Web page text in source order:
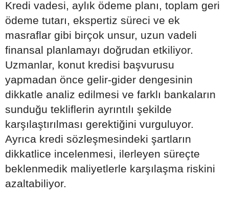
Kredi vadesi, aylık ödeme planı, toplam geri
ödeme tutarı, ekspertiz süreci ve ek
masraflar gibi birçok unsur, uzun vadeli
finansal planlamayı doğrudan etkiliyor.
Uzmanlar, konut kredisi başvurusu
yapmadan önce gelir-gider dengesinin
dikkatle analiz edilmesi ve farklı bankaların
sunduğu tekliflerin ayrıntılı şekilde
karşılaştırılması gerektiğini vurguluyor.
Ayrıca kredi sözleşmesindeki şartların
dikkatlice incelenmesi, ilerleyen süreçte
beklenmedik maliyetlerle karşılaşma riskini
azaltabiliyor.